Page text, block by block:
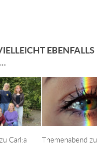
EBENFALLS
Carl:a
Themenabend zu